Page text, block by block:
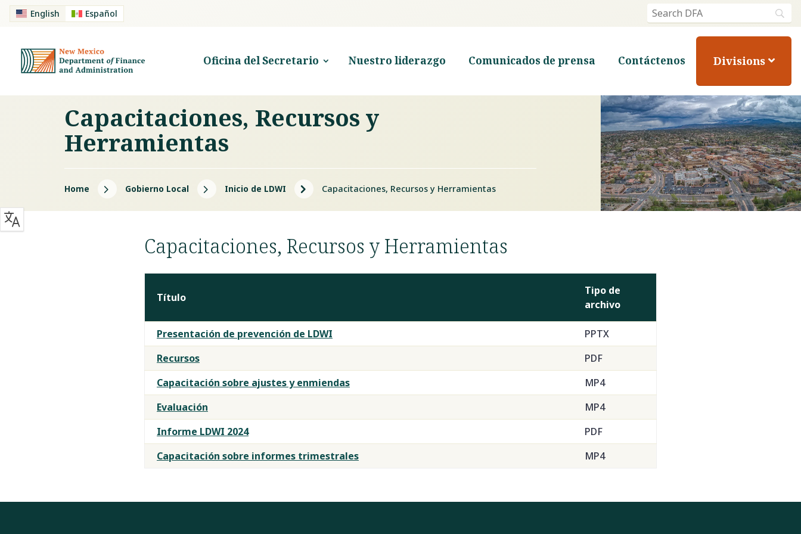
English Español
Oficina del Secretario Nuestro liderazgo Comunicados de prensa Contáctenos Divisions
Capacitaciones, Recursos y
Herramientas
Home 5 Gobierno Local 5 Inicio de LDWI 5 Capacitaciones, Recursos y Herramientas
Capacitaciones, Recursos y Herramientas
Materiales
capacitación
de
LDWI
Título
Tipo de
archivo
Presentación de prevención de LDWI
PPTX
Recursos
PDF
Capacitación sobre ajustes y enmiendas
MP4
Evaluación
MP4
Informe LDWI 2024
PDF
Capacitación sobre informes trimestrales
MP4